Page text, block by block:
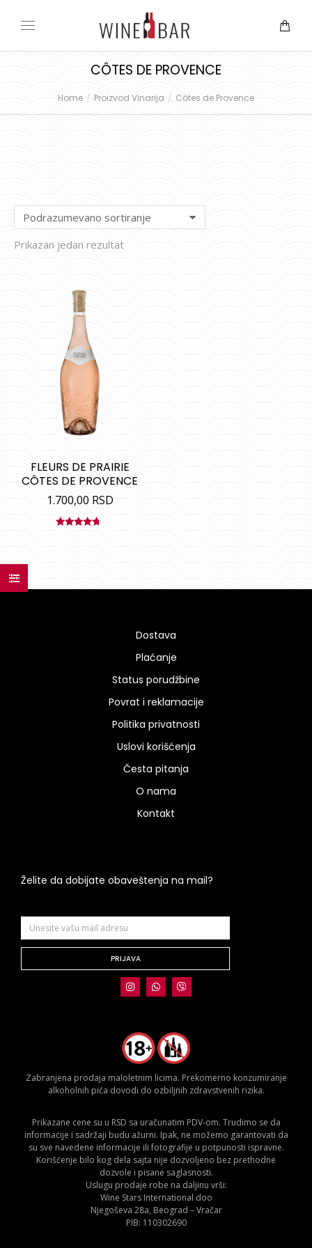
CÔTES DE PROVENCE
You are here:
Home Proizvod Vinarija Côtes de Provence
Prikazan jedan rezultat
FLEURS DE PRAIRIE
CÔTES DE PROVENCE
1.700,00 RSD
Dostava
Plaćanje
Status porudžbine
Povrat i reklamacije
Politika privatnosti
Uslovi korišćenja
Česta pitanja
O nama
Kontakt
Želite da dobijate obaveštenja na mail?
PRIJAVA
Zabranjena prodaja maloletnim licima. Prekomerno konzumiranje
alkoholnih pića dovodi do ozbiljnih zdravstvenih rizika.
Prikazane cene su u RSD sa uračunatim PDV-om. Trudimo se da
informacije i sadržaji budu ažurni. Ipak, ne možemo garantovati da
su sve navedene informacije ili fotografije u potpunosti ispravne.
Korišćenje bilo kog dela sajta nije dozvoljeno bez prethodne
dozvole i pisane saglasnosti.
Uslugu prodaje robe na daljinu vrši:
Wine Stars International doo
Njegoševa 28a, Beograd – Vračar
PIB: 110302690